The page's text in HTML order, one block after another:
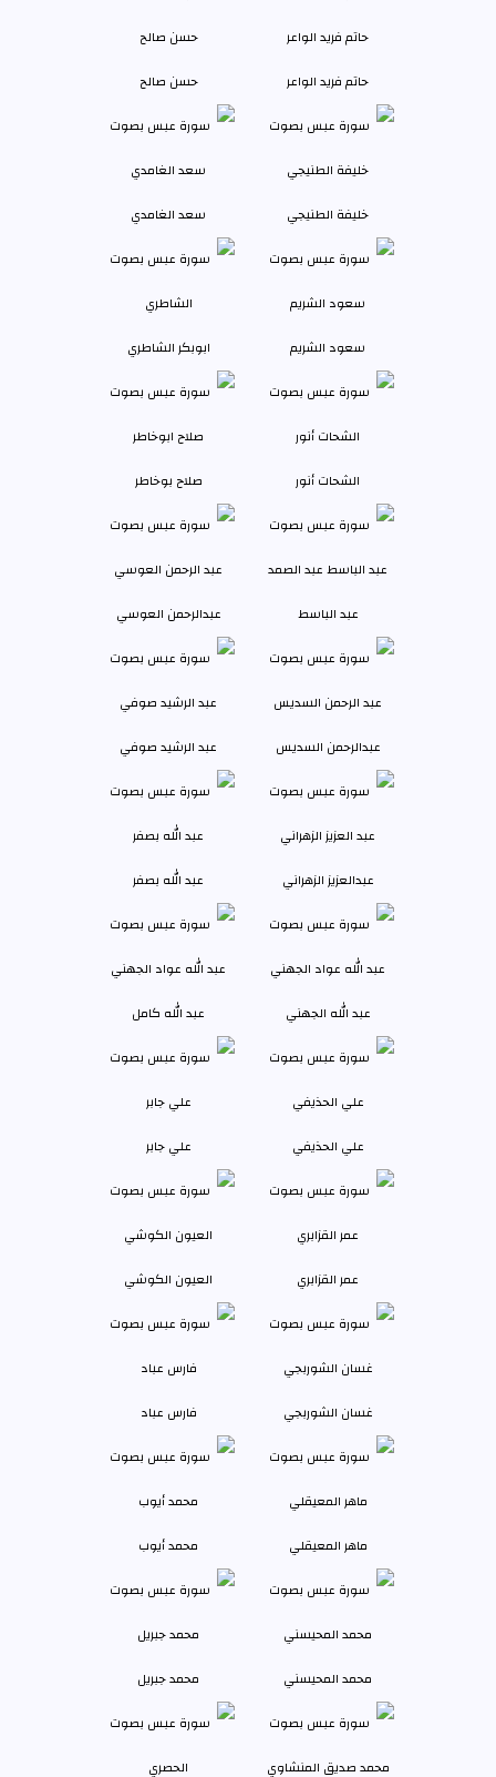
حاتم فريد الواعر حسن صالح
خليفة الطنيجي سعد الغامدي
سعود الشريم ابوبكر الشاطري
الشحات أنور صلاح بوخاطر
عبد الباسط عبدالرحمن العوسي
عبدالرحمن السديس عبد الرشيد صوفي
عبدالعزيز الزهراني عبد الله بصفر
عبد الله الجهني عبد الله كامل
علي الحذيفي علي جابر
عمر القزابري العيون الكوشي
غسان الشوربجي فارس عباد
ماهر المعيقلي محمد أيوب
محمد المحيسني محمد جبريل